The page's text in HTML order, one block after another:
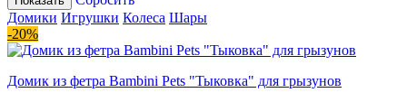
Домики Игрушки Колеса Шары
-20%
Домик из фетра Bambini Pets "Тыковка" для грызунов